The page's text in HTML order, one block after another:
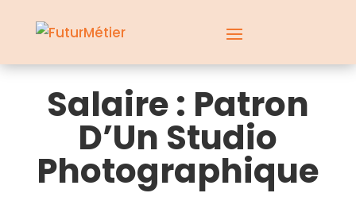
Salaire : Patron
D’Un Studio
Photographique